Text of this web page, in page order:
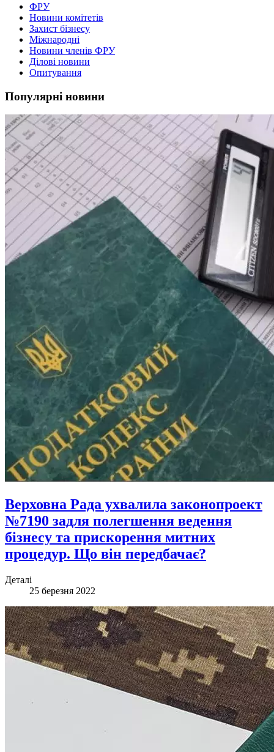
ФРУ
Новини комітетів
Захист бізнесу
Міжнародні
Новини членів ФРУ
Ділові новини
Опитування
Популярні новини
Верховна Рада ухвалила законопроект
№7190 задля полегшення ведення
бізнесу та прискорення митних
процедур. Що він передбачає?
Деталі
25 березня 2022